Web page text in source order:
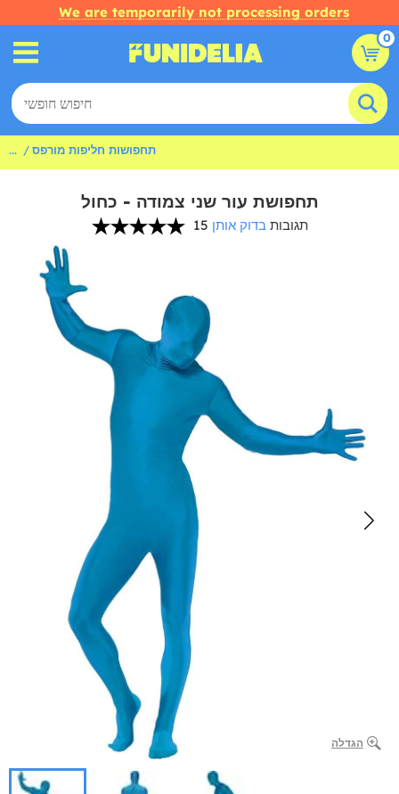
We are temporarily not processing orders
0
... תחפושות חליפות מורפס
תחפושת עור שני צמודה - כחול
15 תגובות בדוק אותן
הגדלה